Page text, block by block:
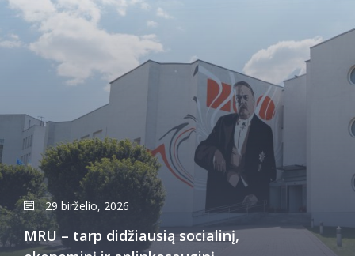
29 birželio, 2026
MRU – tarp didžiausią socialinį,